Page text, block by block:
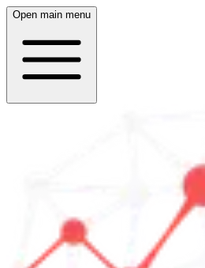
Open main menu